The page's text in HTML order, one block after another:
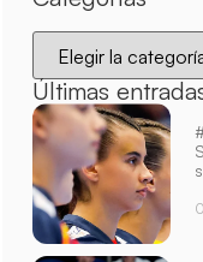
Últimas